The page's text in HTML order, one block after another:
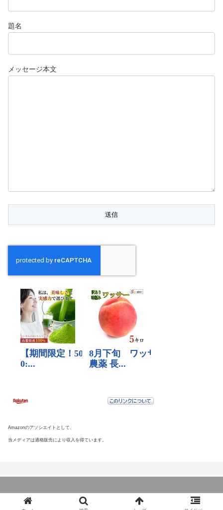
題名
メッセージ本文
Amazonのアソシエイトとして、
当メディアは適格販売により収入を得ています。
© 2020 megmaglog.